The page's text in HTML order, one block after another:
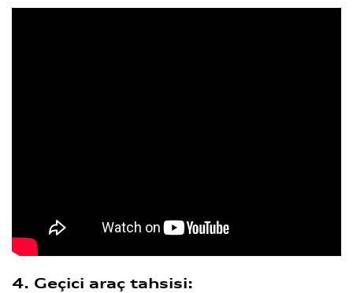
4. Geçici araç tahsisi: